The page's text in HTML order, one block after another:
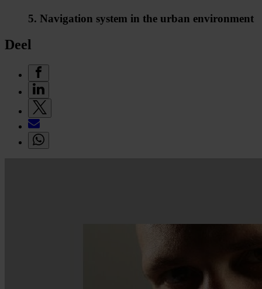
5. Navigation system in the urban environment
Deel